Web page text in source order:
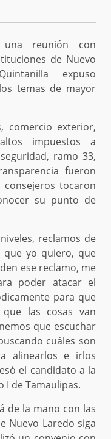
una reunión con
de Nuevo
expuso
temas de mayor
comercio exterior,
impuestos a
ramo 33,
fueron
tocaron
su punto de
reclamos de
yo quiero, que
ese reclamo, me
poder atacar el
para que
las cosas van
que escuchar
cuáles son
alinearlos e irlos
el candidato a la
de Tamaulipas.
de la mano con las
Nuevo Laredo siga